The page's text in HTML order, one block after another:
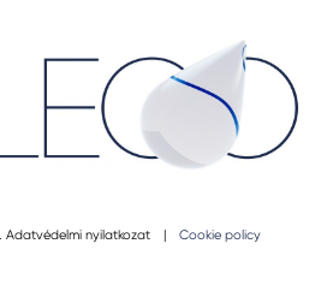
Adatvédelmi nyilatkozat | Cookie policy